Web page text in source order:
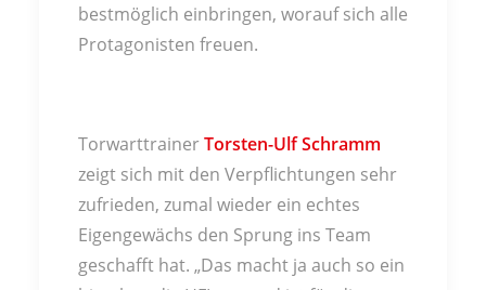
bestmöglich einbringen, worauf sich alle
Protagonisten freuen.
TorwarttrainerTorsten-Ulf Schramm
zeigt sich mit den Verpflichtungen sehr
zufrieden, zumal wieder ein echtes
Eigengewächs den Sprung ins Team
geschafft hat. „Das macht ja auch so ein